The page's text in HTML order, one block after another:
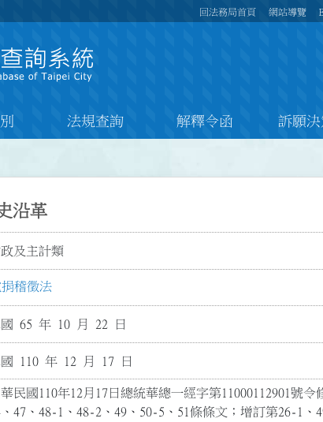
回法務局首頁 網站導覽
法規查詢 解釋令函 訴願
沿革
及主計類
稽徵法
國 65 年 10 月 22 日
國 110 年 12 月 17 日
民國110年12月17日總統華總一經字第11000112901號
47、48-1、48-2、49、50-5、51條條文；增訂第26-1